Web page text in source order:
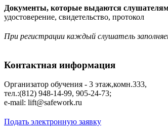
Документы, которые выдаются
удостоверение, свидетельство, протокол
При регистрации каждый слушатель
Контактная информация
Организатор обучения - 3 этаж,комн.333,
тел.:(812) 948-14-99, 905-24-73;
e-mail: lift@safework.ru
Подать электронную заявку